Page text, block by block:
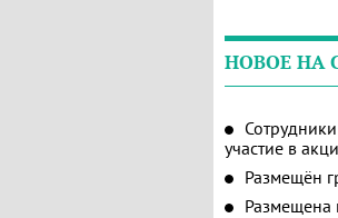
НОВОЕ НА
участие в
Размещён
Размещена